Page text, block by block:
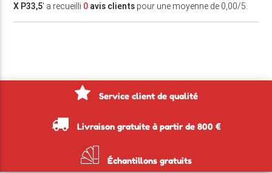
X P33,5' a recueilli 0 avis clients pour une moyenne de 0,00/5.
Service client de qualité
Livraison gratuite à partir de 800 €
Échantillons gratuits